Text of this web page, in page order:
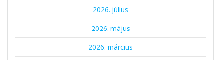
2026. július
2026. május
2026. március